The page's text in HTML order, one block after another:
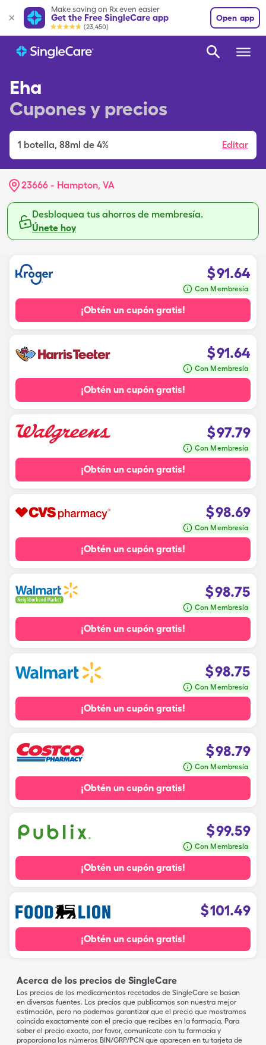
Make saving on Rx even easier
Get the Free SingleCare app
(23,450)
Open app
Eha
Cupones y precios
1 botella, 88ml de 4% Editar
23666 - Hampton, VA
Desbloquea tus ahorros de membresía.
Únete hoy
$91.64
Con Membresía
¡Obtén un cupón gratis!
$91.64
Con Membresía
¡Obtén un cupón gratis!
$97.79
Con Membresía
¡Obtén un cupón gratis!
$98.69
Con Membresía
¡Obtén un cupón gratis!
$98.75
Con Membresía
¡Obtén un cupón gratis!
$98.75
Con Membresía
¡Obtén un cupón gratis!
$98.79
Con Membresía
¡Obtén un cupón gratis!
$99.59
Con Membresía
¡Obtén un cupón gratis!
$101.49
¡Obtén un cupón gratis!
Acerca de los precios de SingleCare
Los precios de los medicamentos recetados de SingleCare se basan
en diversas fuentes. Los precios que publicamos son nuestra mejor
estimación, pero no podemos garantizar que el precio que mostramos
coincida exactamente con el precio que recibes en la farmacia. Para
saber el precio exacto, por favor, comunícate con tu farmacia y
proporciona los números BIN/GRP/PCN que aparecen en tu tarjeta de